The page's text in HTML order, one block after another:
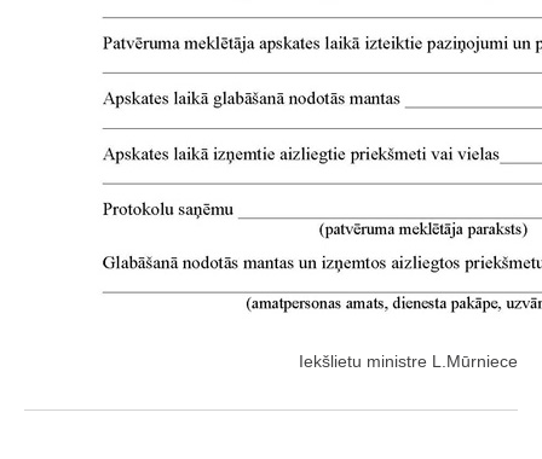
Iekšlietu ministre L.Mūrniece